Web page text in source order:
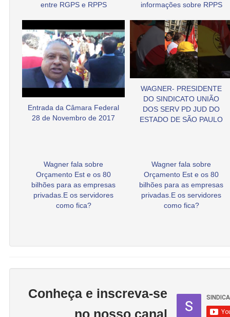
entre RGPS e RPPS
informações sobre RPPS
Entrada da Câmara Federal
28 de Novembro de 2017
WAGNER- PRESIDENTE
DO SINDICATO UNIÃO
DOS SERV PD JUD DO
ESTADO DE SÃO PAULO
Wagner fala sobre
Orçamento Est e os 80
bilhões para as empresas
privadas.E os servidores
como fica?
Wagner fala sobre
Orçamento Est e os 80
bilhões para as empresas
privadas.E os servidores
como fica?
Conheça e inscreva-se